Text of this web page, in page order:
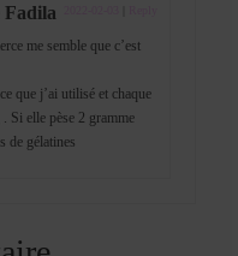
Fadila
me semble que c’est
que j’ai utilisé et chaque
Si elle pèse 2 gramme
de gélatines